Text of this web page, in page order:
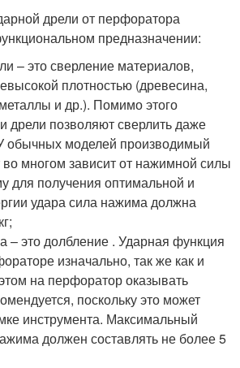
дрели от перфоратора
предназначении:
– это сверление материалов,
плотностью (древесина,
и др.). Помимо этого
дрели позволяют сверлить даже
обычных моделей производимый
многом зависит от нажимной силы
для получения оптимальной и
удара сила нажима должна
– это долбление . Ударная функция
изначально, так же как и
на перфоратор оказывать
поскольку это может
инструмента. Максимальный
должен составлять не более 5